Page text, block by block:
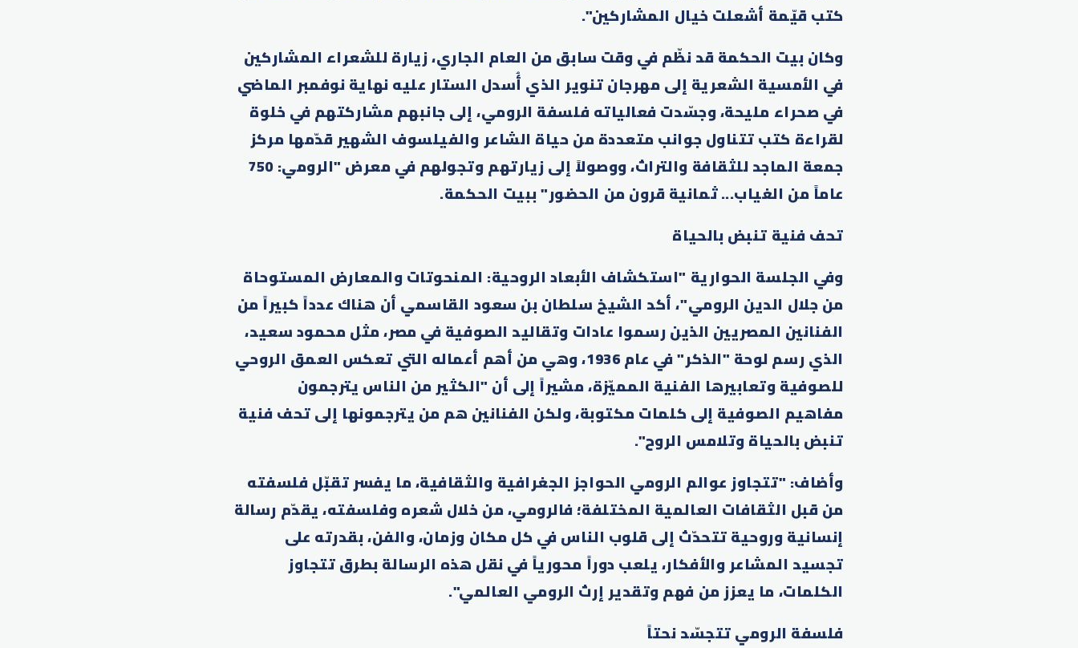
كتب قيّمة أشعلت خيال المشاركين".
وكان بيت الحكمة قد نظّم في وقت سابق من العام الجاري، زيارة للشعراء المشاركين
في الأمسية الشعرية إلى مهرجان تنوير الذي أُسدل الستار عليه نهاية نوفمبر الماضي
في صحراء مليحة، وجسّدت فعالياته فلسفة الرومي، إلى جانبهم مشاركتهم في خلوة
لقراءة كتب تتناول جوانب متعددة من حياة الشاعر والفيلسوف الشهير قدّمها مركز
جمعة الماجد للثقافة والتراث، ووصولاً إلى زيارتهم وتجولهم في معرض "الرومي: 750
عاماً من الغياب... ثمانية قرون من الحضور" ببيت الحكمة.
تحف فنية تنبض بالحياة
وفي الجلسة الحوارية "استكشاف الأبعاد الروحية: المنحوتات والمعارض المستوحاة
من جلال الدين الرومي"، أكد الشيخ سلطان بن سعود القاسمي أن هناك عدداً كبيراً من
الفنانين المصريين الذين رسموا عادات وتقاليد الصوفية في مصر، مثل محمود سعيد،
الذي رسم لوحة "الذكر" في عام 1936، وهي من أهم أعماله التي تعكس العمق الروحي
للصوفية وتعابيرها الفنية المميّزة، مشيراً إلى أن "الكثير من الناس يترجمون
مفاهيم الصوفية إلى كلمات مكتوبة، ولكن الفنانين هم من يترجمونها إلى تحف فنية
تنبض بالحياة وتلامس الروح".
وأضاف: "تتجاوز عوالم الرومي الحواجز الجغرافية والثقافية، ما يفسر تقبّل فلسفته
من قبل الثقافات العالمية المختلفة؛ فالرومي، من خلال شعره وفلسفته، يقدّم رسالة
إنسانية وروحية تتحدّث إلى قلوب الناس في كل مكان وزمان، والفن، بقدرته على
تجسيد المشاعر والأفكار، يلعب دوراً محورياً في نقل هذه الرسالة بطرق تتجاوز
الكلمات، ما يعزز من فهم وتقدير إرث الرومي العالمي".
فلسفة الرومي تتجسّد نحتاً